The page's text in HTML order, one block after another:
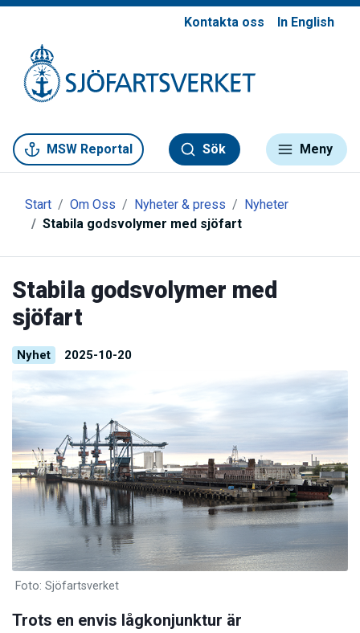
Kontakta oss In English
MSW Reportal Sök Meny
Start Om Oss Nyheter & press
Nyheter
Stabila godsvolymer med sjöfart
Stabila godsvolymer med
sjöfart
Nyhet 2025-10-20
Foto: Sjöfartsverket
Trots en envis lågkonjunktur är